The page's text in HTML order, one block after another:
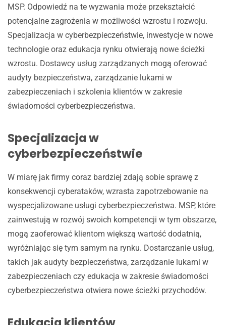
MSP. Odpowiedź na te wyzwania może przekształcić
potencjalne zagrożenia w możliwości wzrostu i rozwoju.
Specjalizacja w cyberbezpieczeństwie, inwestycje w nowe
technologie oraz edukacja rynku otwierają nowe ścieżki
wzrostu. Dostawcy usług zarządzanych mogą oferować
audyty bezpieczeństwa, zarządzanie lukami w
zabezpieczeniach i szkolenia klientów w zakresie
świadomości cyberbezpieczeństwa.
Specjalizacja w
cyberbezpieczeństwie
W miarę jak firmy coraz bardziej zdają sobie sprawę z
konsekwencji cyberataków, wzrasta zapotrzebowanie na
wyspecjalizowane usługi cyberbezpieczeństwa. MSP, które
zainwestują w rozwój swoich kompetencji w tym obszarze,
mogą zaoferować klientom większą wartość dodatnią,
wyróżniając się tym samym na rynku. Dostarczanie usług,
takich jak audyty bezpieczeństwa, zarządzanie lukami w
zabezpieczeniach czy edukacja w zakresie świadomości
cyberbezpieczeństwa otwiera nowe ścieżki przychodów.